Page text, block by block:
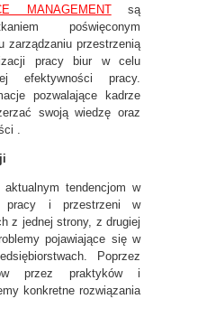
MANAGEMENTsą
poświęconym
zarządzaniu przestrzenią
pracy biur w celu
efektywności pracy.
pozwalające kadrze
swoją wiedzę oraz
.
tendencjom w
pracy i przestrzeni w
z jednej strony, z drugiej
pojawiające się w
Poprzez
przez praktyków i
konkretne rozwiązania